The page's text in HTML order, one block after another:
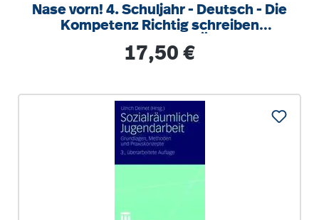
Nase vorn! 4. Schuljahr - Deutsch - Die
Kompetenz Richtig schreiben
Regulärer Preis:
17,50 €